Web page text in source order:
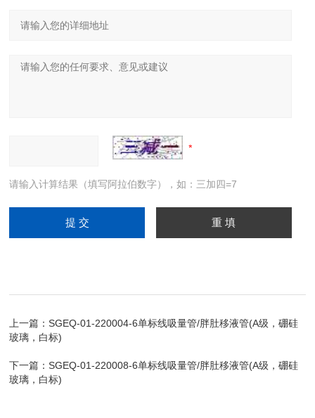
请输入计算结果（填写阿拉伯数字），如：三加四=7
上一篇：SGEQ-01-220004-6单标线吸量管/胖肚移液管(A级，硼硅
玻璃，白标)
下一篇：SGEQ-01-220008-6单标线吸量管/胖肚移液管(A级，硼硅
玻璃，白标)